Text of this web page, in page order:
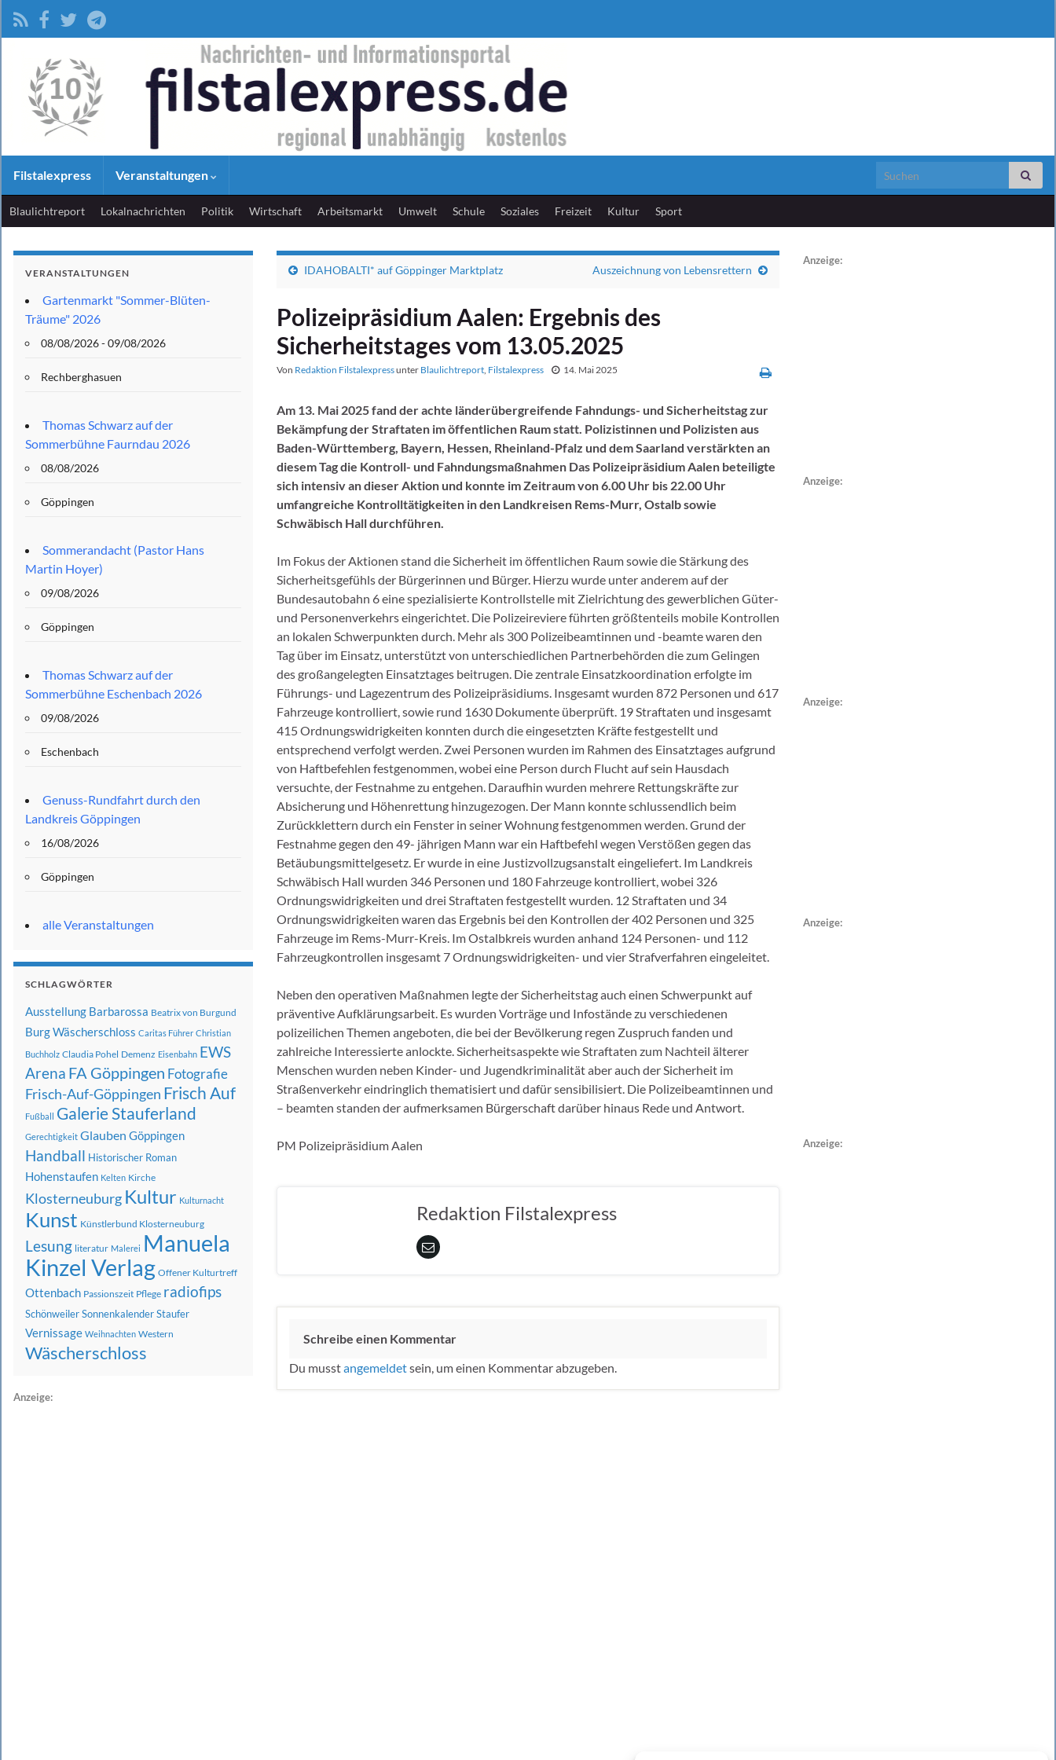
Filstalexpress Veranstaltungen Search for:
Blaulichtreport Lokalnachrichten Politik Wirtschaft Arbeitsmarkt Umwelt Schule Soziales Freizeit Kultur Sport
IDAHOBALTI* auf Göppinger Marktplatz Auszeichnung von Lebensrettern
Polizeipräsidium Aalen: Ergebnis des
Sicherheitstages vom 13.05.2025
Von Redaktion Filstalexpressunter Blaulichtreport, Filstalexpress 14. Mai 2025
Am 13. Mai 2025 fand der achte länderübergreifende Fahndungs- und Sicherheitstag zur
Bekämpfung der Straftaten im öffentlichen Raum statt. Polizistinnen und Polizisten aus
Baden-Württemberg, Bayern, Hessen, Rheinland-Pfalz und dem Saarland verstärkten an
diesem Tag die Kontroll- und Fahndungsmaßnahmen Das Polizeipräsidium Aalen beteiligte
sich intensiv an dieser Aktion und konnte im Zeitraum von 6.00 Uhr bis 22.00 Uhr
umfangreiche Kontrolltätigkeiten in den Landkreisen Rems-Murr, Ostalb sowie
Schwäbisch Hall durchführen.
Im Fokus der Aktionen stand die Sicherheit im öffentlichen Raum sowie die Stärkung des
Sicherheitsgefühls der Bürgerinnen und Bürger. Hierzu wurde unter anderem auf der
Bundesautobahn 6 eine spezialisierte Kontrollstelle mit Zielrichtung des gewerblichen Güter-
und Personenverkehrs eingerichtet. Die Polizeireviere führten größtenteils mobile Kontrollen
an lokalen Schwerpunkten durch. Mehr als 300 Polizeibeamtinnen und -beamte waren den
Tag über im Einsatz, unterstützt von unterschiedlichen Partnerbehörden die zum Gelingen
des großangelegten Einsatztages beitrugen. Die zentrale Einsatzkoordination erfolgte im
Führungs- und Lagezentrum des Polizeipräsidiums. Insgesamt wurden 872 Personen und 617
Fahrzeuge kontrolliert, sowie rund 1630 Dokumente überprüft. 19 Straftaten und insgesamt
415 Ordnungswidrigkeiten konnten durch die eingesetzten Kräfte festgestellt und
entsprechend verfolgt werden. Zwei Personen wurden im Rahmen des Einsatztages aufgrund
von Haftbefehlen festgenommen, wobei eine Person durch Flucht auf sein Hausdach
versuchte, der Festnahme zu entgehen. Daraufhin wurden mehrere Rettungskräfte zur
Absicherung und Höhenrettung hinzugezogen. Der Mann konnte schlussendlich beim
Zurückklettern durch ein Fenster in seiner Wohnung festgenommen werden. Grund der
Festnahme gegen den 49- jährigen Mann war ein Haftbefehl wegen Verstößen gegen das
Betäubungsmittelgesetz. Er wurde in eine Justizvollzugsanstalt eingeliefert. Im Landkreis
Schwäbisch Hall wurden 346 Personen und 180 Fahrzeuge kontrolliert, wobei 326
Ordnungswidrigkeiten und drei Straftaten festgestellt wurden. 12 Straftaten und 34
Ordnungswidrigkeiten waren das Ergebnis bei den Kontrollen der 402 Personen und 325
Fahrzeuge im Rems-Murr-Kreis. Im Ostalbkreis wurden anhand 124 Personen- und 112
Fahrzeugkontrollen insgesamt 7 Ordnungswidrigkeiten- und vier Strafverfahren eingeleitet.
Neben den operativen Maßnahmen legte der Sicherheitstag auch einen Schwerpunkt auf
präventive Aufklärungsarbeit. Es wurden Vorträge und Infostände zu verschiedenen
polizeilichen Themen angeboten, die bei der Bevölkerung regen Zuspruch fanden und
zahlreiche Interessierte anlockte. Sicherheitsaspekte wie Straftaten zum Nachteil älterer
Menschen wurden neben Kinder- und Jugendkriminalität aber auch der Sicherheit im
Straßenverkehr eindringlich thematisiert und dafür sensibilisiert. Die Polizeibeamtinnen und
– beamten standen der aufmerksamen Bürgerschaft darüber hinaus Rede und Antwort.
PM Polizeipräsidium Aalen
Redaktion Filstalexpress
Schreibe einen Kommentar
Du musstangemeldetsein, um einen Kommentar abzugeben.
VERANSTALTUNGEN
Gartenmarkt "Sommer-Blüten-
Träume" 2026
08/08/2026 - 09/08/2026
Rechberghasuen
Thomas Schwarz auf der
Sommerbühne Faurndau 2026
08/08/2026
Göppingen
Sommerandacht (Pastor Hans
Martin Hoyer)
09/08/2026
Göppingen
Thomas Schwarz auf der
Sommerbühne Eschenbach 2026
09/08/2026
Eschenbach
Genuss-Rundfahrt durch den
Landkreis Göppingen
16/08/2026
Göppingen
alle Veranstaltungen
SCHLAGWÖRTER
Ausstellung Barbarossa Beatrix von Burgund
Burg Wäscherschloss Caritas Führer Christian
Buchholz Claudia Pohel Demenz Eisenbahn EWS
Arena FA Göppingen Fotografie
Frisch-Auf-Göppingen Frisch Auf
Fußball Galerie Stauferland
Gerechtigkeit Glauben Göppingen
Handball Historischer Roman
Hohenstaufen Kelten Kirche
Klosterneuburg Kultur Kulturnacht
Kunst Künstlerbund Klosterneuburg
Lesung literatur Malerei Manuela
Kinzel Verlag Offener Kulturtreff
Ottenbach Passionszeit Pflege radiofips
SchönweilerSonnenkalenderStaufer
Vernissage Weihnachten Western
Wäscherschloss
Anzeige:
Anzeige:
Anzeige:
Anzeige:
Anzeige:
Anzeige: